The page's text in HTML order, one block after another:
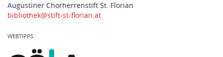
Augustiner Chorherrenstift St. Florian
bibliothek@stift-st-florian.at
WEBTIPPS